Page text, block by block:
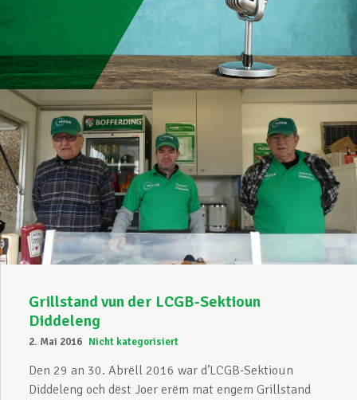
Gewerkschaftsstrukturen
Unterstützung im Arbeitsalltag
Ihre Rechte
Unterstützung im Privatleben
Mitglied werden
Grillstand vun der LCGB-Sektioun
Diddeleng
2. Mai 2016 Nicht kategorisiert
Den 29 an 30. Abrëll 2016 war d’LCGB-Sektioun
Diddeleng och dëst Joer erëm mat engem Grillstand